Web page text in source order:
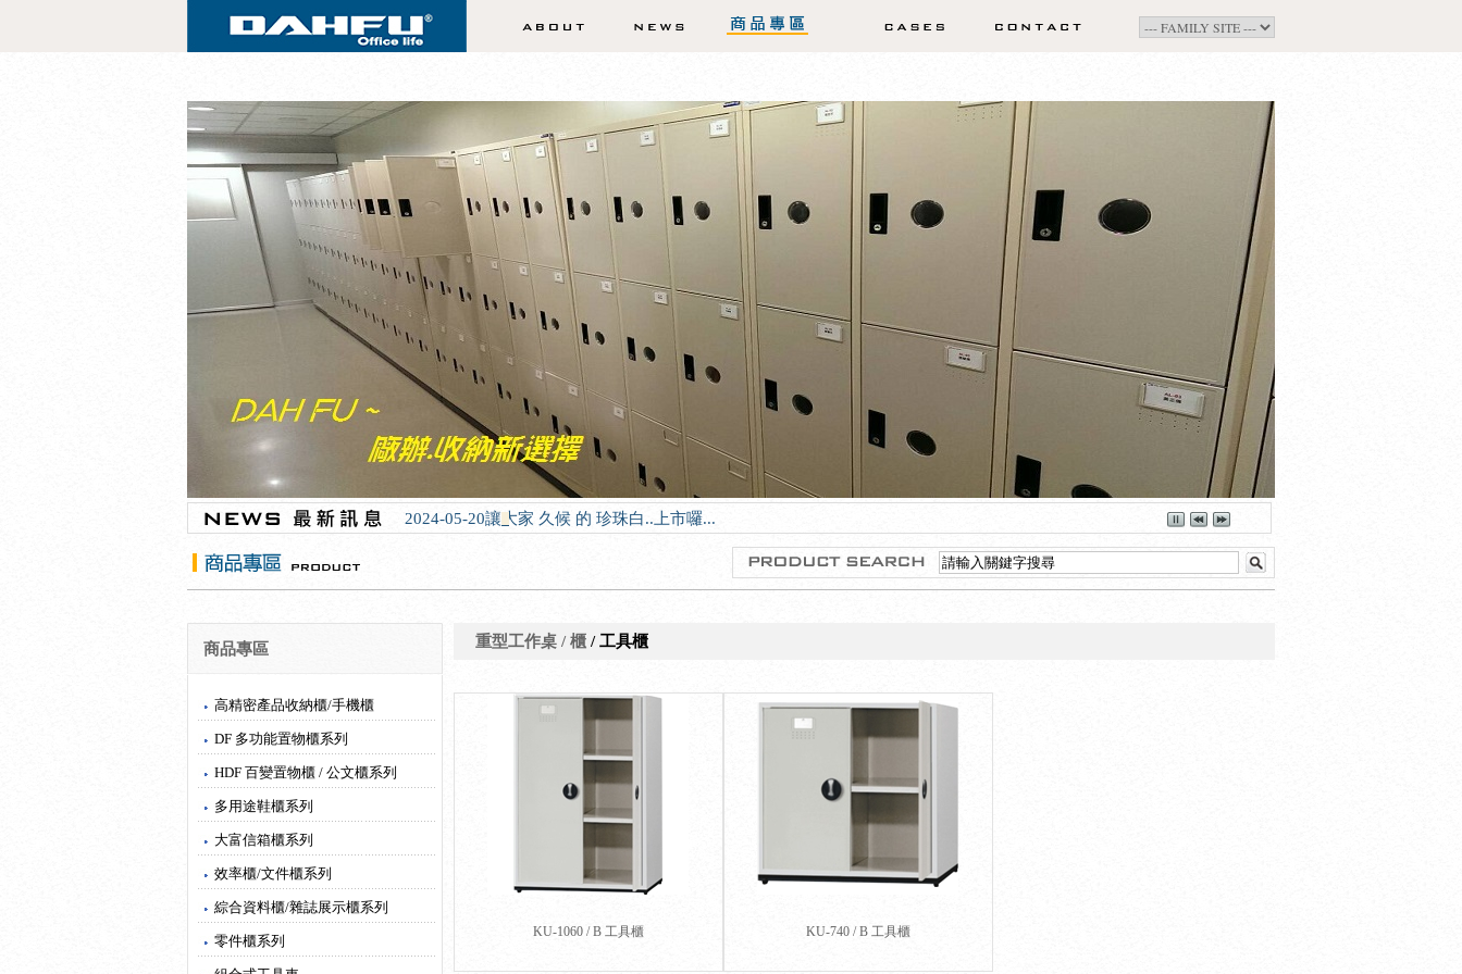
2024-05-20讓大家 久候 的 珍珠白..上市囉...
商品專區
高精密產品收納櫃/手機櫃
DF 多功能置物櫃系列
HDF 百變置物櫃 / 公文櫃系列
多用途鞋櫃系列
大富信箱櫃系列
效率櫃/文件櫃系列
綜合資料櫃/雜誌展示櫃系列
零件櫃系列
重型工作桌 / 櫃 / 工具櫃
KU-1060 / B 工具櫃 KU-740 / B 工具櫃